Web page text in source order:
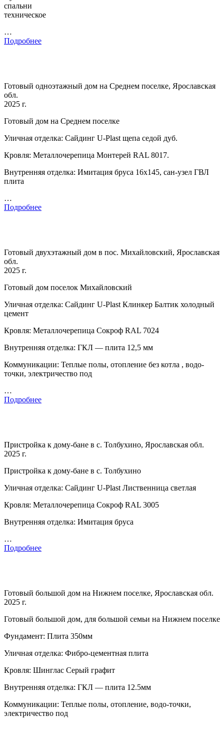
спальни
техническое
…
Подробнее
Готовый одноэтажный дом на Среднем поселке, Ярославская
обл.
2025 г.
Готовый дом на Среднем поселке
Уличная отделка: Сайдинг U-Plast щепа седой дуб.
Кровля: Металлочерепица Монтерей RAL 8017.
Внутренняя отделка: Имитация бруса 16х145, сан-узел ГВЛ
плита
…
Подробнее
Готовый двухэтажный дом в пос. Михайловский, Ярославская
обл.
2025 г.
Готовый дом поселок Михайловский
Уличная отделка: Сайдинг U-Plast Клинкер Балтик холодный
цемент
Кровля: Металлочерепица Сокроф RAL 7024
Внутренняя отделка: ГКЛ — плита 12,5 мм
Коммуникации: Теплые полы, отопление без котла , водо-
точки, электричество под
…
Подробнее
Пристройка к дому-бане в с. Толбухино, Ярославская обл.
2025 г.
Пристройка к дому-бане в с. Толбухино
Уличная отделка: Сайдинг U-Plast Лиственница светлая
Кровля: Металлочерепица Сокроф RAL 3005
Внутренняя отделка: Имитация бруса
…
Подробнее
Готовый большой дом на Нижнем поселке, Ярославская обл.
2025 г.
Готовый большой дом, для большой семьи на Нижнем поселке
Фундамент: Плита 350мм
Уличная отделка: Фибро-цементная плита
Кровля: Шинглас Серый графит
Внутренняя отделка: ГКЛ — плита 12.5мм
Коммуникации: Теплые полы, отопление, водо-точки,
электричество под